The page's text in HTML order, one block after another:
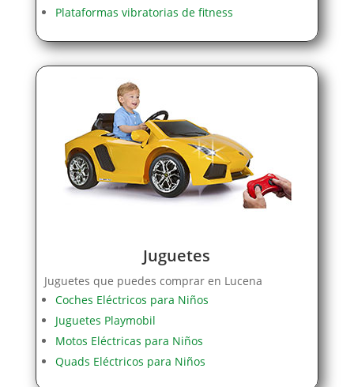
Plataformas vibratorias de fitness
Juguetes
Juguetes que puedes comprar en Lucena
Coches Eléctricos para Niños
Juguetes Playmobil
Motos Eléctricas para Niños
Quads Eléctricos para Niños